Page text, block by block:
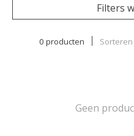
Filters
0 producten
Geen